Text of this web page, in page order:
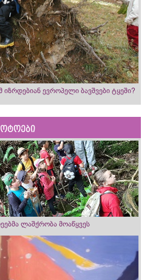
იზრდებიან ევროპელი ბავშვები ტყეში?
ლაშქრობა მოაწყვეს